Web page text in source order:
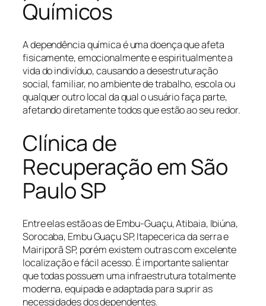
Químicos
A dependência química é uma doença que afeta
fisicamente, emocionalmente e espiritualmente a
vida do indivíduo, causando a desestruturação
social, familiar, no ambiente de trabalho, escola ou
qualquer outro local da qual o usuário faça parte,
afetando diretamente todos que estão ao seu redor.
Clínica de
Recuperação em São
Paulo SP
Entre elas estão as de Embu-Guaçu, Atibaia, Ibiúna,
Sorocaba, Embu Guaçu SP, Itapecerica da serra e
Mairiporã SP, porém existem outras com excelente
localização e fácil acesso. É importante salientar
que todas possuem uma infraestrutura totalmente
moderna, equipada e adaptada para suprir as
necessidades dos dependentes.